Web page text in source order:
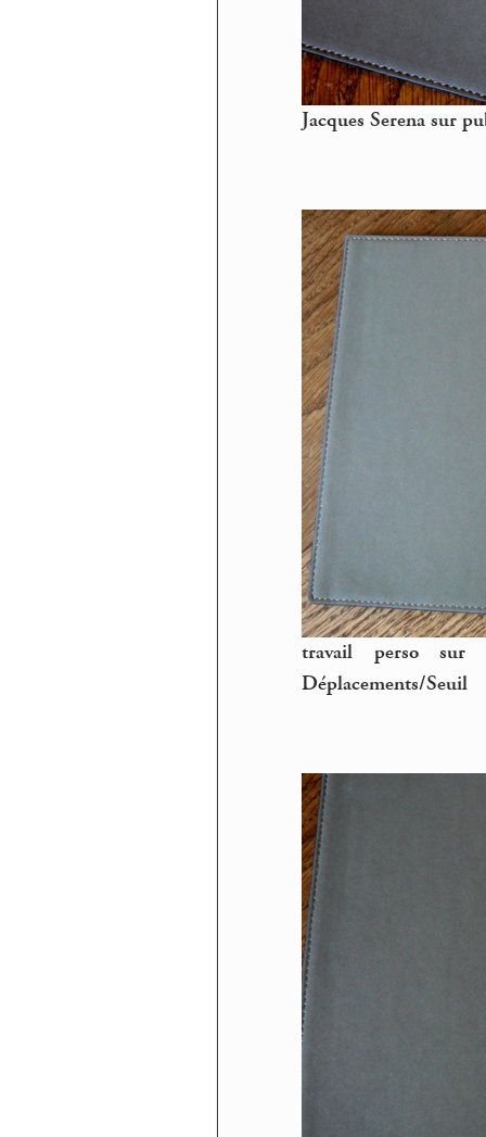
Jacques Serena sur
travail perso sur
Déplacements/Seuil